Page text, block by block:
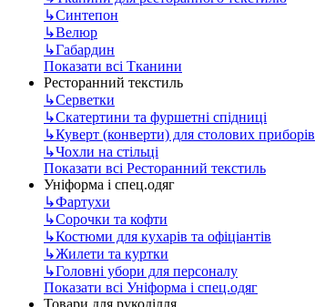
↳Синтепон
↳Велюр
↳Габардин
Показати всі Тканини
Ресторанний текстиль
↳Серветки
↳Скатертини та фуршетні спідниці
↳Куверт (конверти) для столових приборів
↳Чохли на стільці
Показати всі Ресторанний текстиль
Уніформа і спец.одяг
↳Фартухи
↳Сорочки та кофти
↳Костюми для кухарів та офіціантів
↳Жилети та куртки
↳Головні убори для персоналу
Показати всі Уніформа і спец.одяг
Товари для рукоділля